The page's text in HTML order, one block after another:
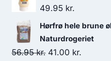
49.95 kr.
Hørfrø hele brune
Naturdrogeriet
56.95kr. Den
41.00 kr.